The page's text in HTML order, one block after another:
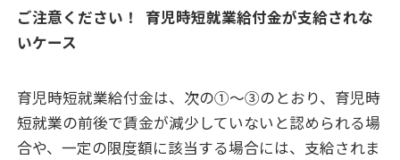
ご注意ください！ 育児時短就業給付金が支給されな
いケース
育児時短就業給付金は、次の①～③のとおり、育児時
短就業の前後で賃金が減少していないと認められる場
合や、一定の限度額に該当する場合には、支給されま